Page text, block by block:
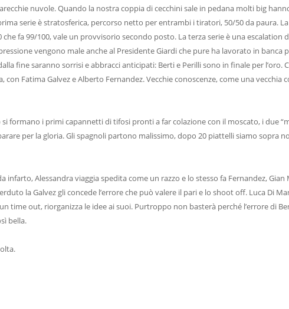
nuvole. Quando la nostra coppia di cecchini sale in pedana molti big
serie è stratosferica, percorso netto per entrambi i tiratori, 50/50 da paura.
fa 99/100, vale un provvisorio secondo posto. La terza serie è una escalation
vengono male anche al Presidente Giardi che pure ha lavorato in banca
fine saranno sorrisi e abbracci anticipati: Berti e Perilli sono in finale per l’oro.
con Fatima Galvez e Alberto Fernandez. Vecchie conoscenze, come una vecchia
si formano i primi capannetti di tifosi pronti a far colazione con il moscato, i due
per la gloria. Gli spagnoli partono malissimo, dopo 20 piattelli siamo sopra
infarto, Alessandra viaggia spedita come un razzo e lo stesso fa Fernandez,
la Galvez gli concede l’errore che può valere il pari e lo shoot off. Luca Di
time out, riorganizza le idee ai suoi. Purtroppo non basterà perché l’errore di
bella.